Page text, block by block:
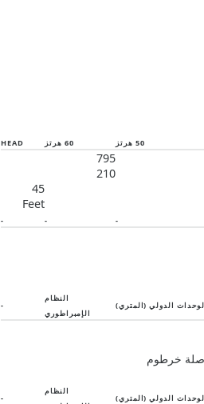
50 هرتز 60 هرتز HEAD
795
210
Feet
-
-
-
الدولي (المتري)
النظام
الإمبراطوري
-
خرطوم
الدولي (المتري)
النظام
-